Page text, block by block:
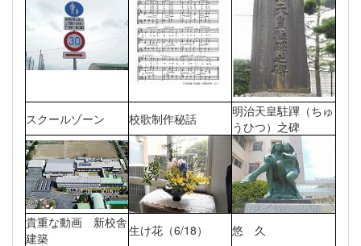
スクールゾーン 校歌制作秘話
明治天皇駐蹕（ちゅ
うひつ）之碑
貴重な動画 新校舎
建築
生け花（6/18） 悠 久